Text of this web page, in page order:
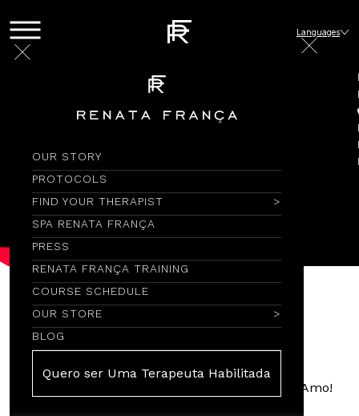
OUR STORY
PROTOCOLS
FIND YOUR THERAPIST
SPA RENATA FRANÇA
PRESS
RENATA FRANÇA TRAINING
COURSE SCHEDULE
OUR STORE
BLOG
Quero ser Uma Terapeuta Habilitada
Languages
YouTube
O Beabá da Miracle
Touch
Ah, como eu amo falar sobre a Miracle Touch. Amo!